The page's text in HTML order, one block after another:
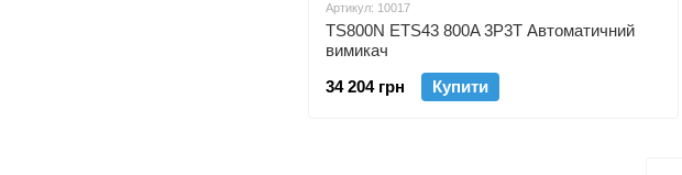
Артикул: 10017
TS800N ETS43 800A 3P3T Автоматичний
вимикач
34 204 грн
Купити